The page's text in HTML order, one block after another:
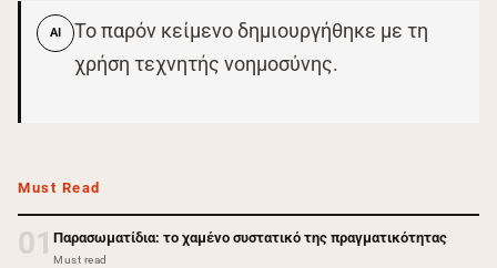
AI
Το παρόν κείμενο δημιουργήθηκε με τη
χρήση τεχνητής νοημοσύνης.
Must Read
01 Παρασωματίδια: το χαμένο συστατικό της πραγματικότητας
Must read